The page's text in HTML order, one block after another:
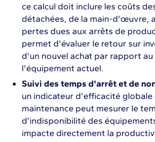
ce calcul doit inclure les coûts
détachées, de la main-d'œuvre,
pertes dues aux arrêts de
permet d'évaluer le retour sur
d'un nouvel achat par rapport
l'équipement actuel.
Suivi des temps d'arrêt et de
un indicateur d'efficacité globale
maintenance peut mesurer le
d'indisponibilité des
impacte directement la